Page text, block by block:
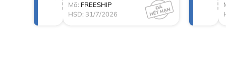
Mã: FREESHIP
HSD: 31/7/2026